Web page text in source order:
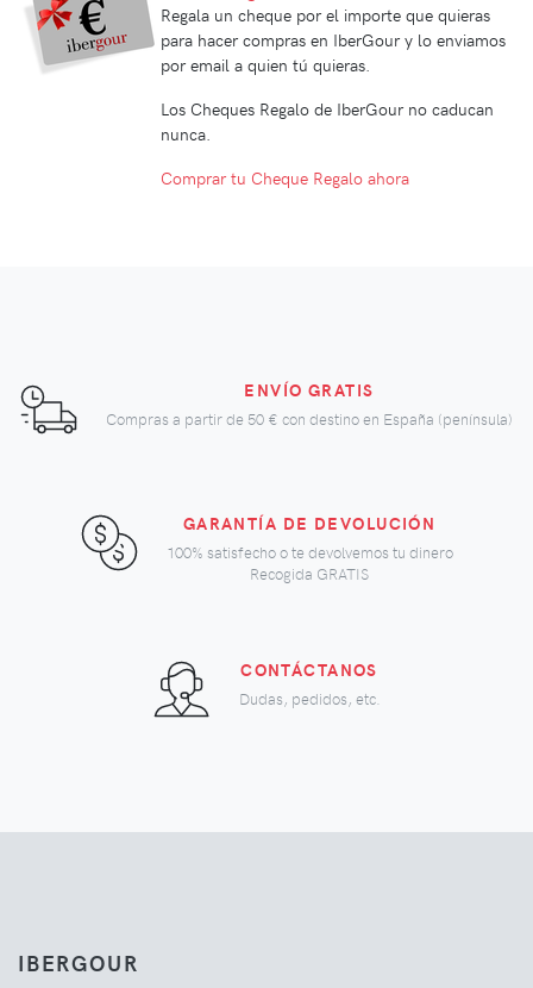
Regala un cheque por el importe que quieras
para hacer compras en IberGour y lo enviamos
por email a quien tú quieras.
Los Cheques Regalo de IberGour no caducan
nunca.
Comprar tu Cheque Regalo ahora
ENVÍO GRATIS
Compras a partir de 50 € con destino en España (península)
GARANTÍA DE DEVOLUCIÓN
100% satisfecho o te devolvemos tu dinero
Recogida GRATIS
CONTÁCTANOS
Dudas, pedidos, etc.
IBERGOUR